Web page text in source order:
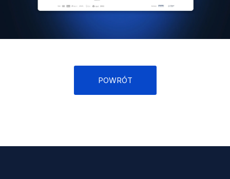
POWRÓT